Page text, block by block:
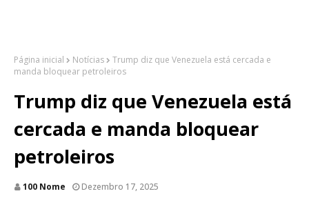
Página inicial Notícias
Trump diz que Venezuela está cercada e
manda bloquear petroleiros
Trump diz que Venezuela está
cercada e manda bloquear
petroleiros
100 Nome Dezembro 17, 2025